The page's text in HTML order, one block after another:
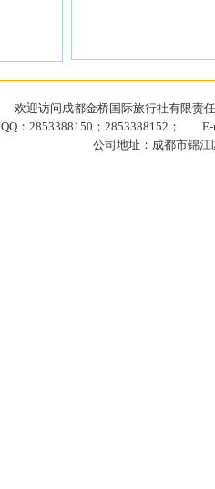
欢迎访问成都金桥国际旅行社有限责
QQ：2853388150；2853388152； E-
公司地址：成都市锦